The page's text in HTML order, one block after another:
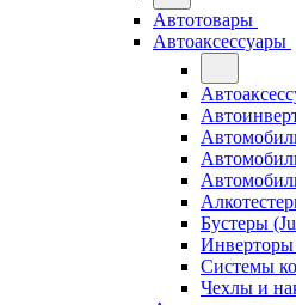
Автотовары
Автоаксессуары
Бустеры
Системы
Чехлы и